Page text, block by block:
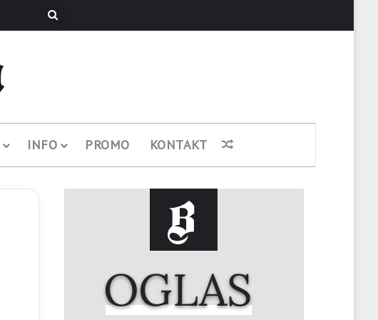
Pretraži
INFO PROMO KONTAKT Nasumični članak